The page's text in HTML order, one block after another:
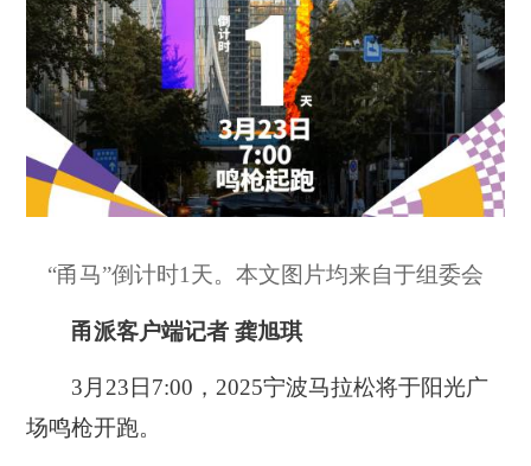
“甬马”倒计时1天。本文图片均来自于组委会
甬派客户端记者 龚旭琪
3月23日7:00，2025宁波马拉松将于阳光广
场鸣枪开跑。